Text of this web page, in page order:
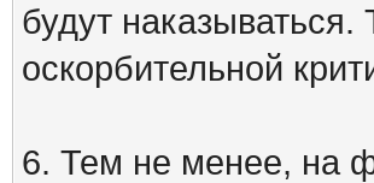
будут
оскорбительной
6. Тем не менее, на